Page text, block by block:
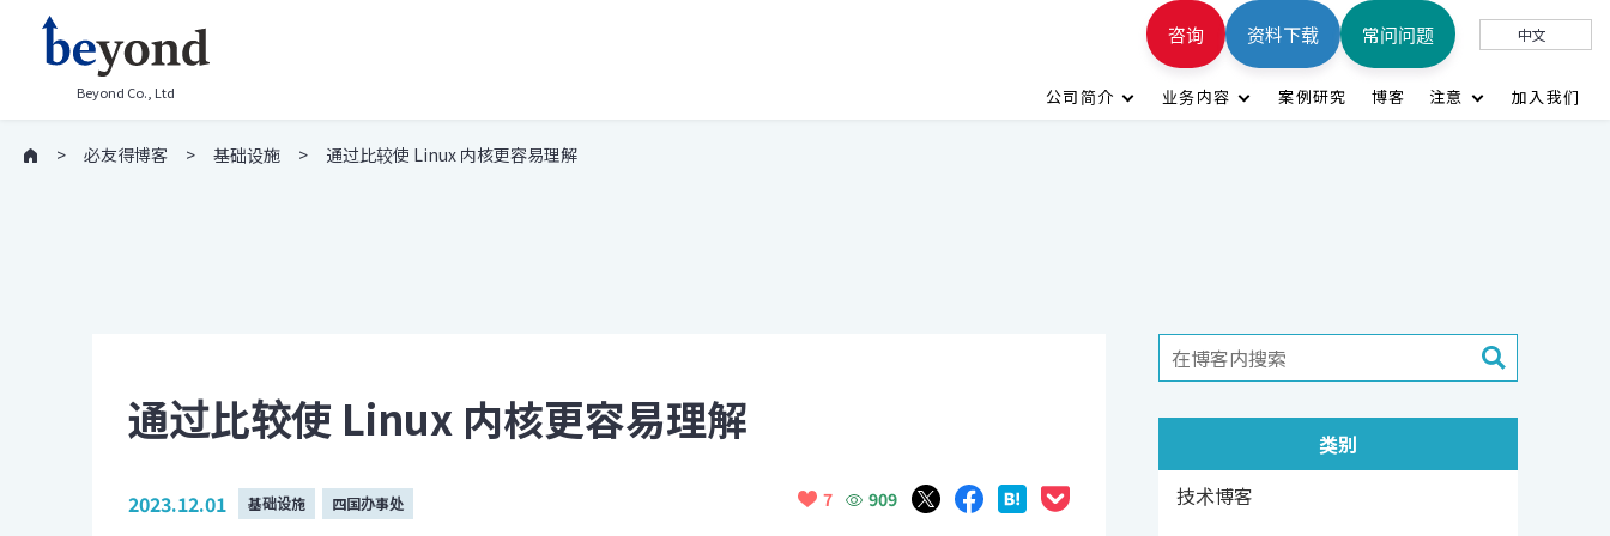
Beyond Co., Ltd 公司简介 业务内容 案例研究 博客 注意 加入我们
咨询 资料下载 常问问题 中文
必友得博客 基础设施 通过比较使 Linux 内核更容易理解
通过比较使 Linux 内核更容易理解
2023.12.01 基础设施 四国办事处 7 909
类别
技术博客